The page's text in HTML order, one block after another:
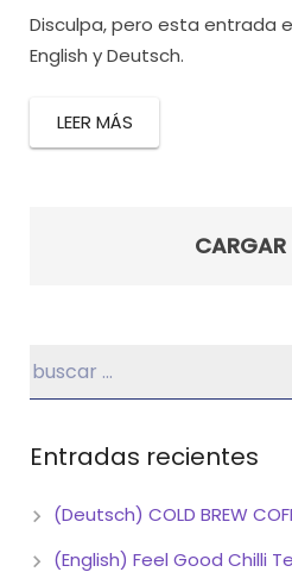
Disculpa, pero esta entrada
English y Deutsch.
LEER MÁS
CARGAR
Entradas recientes
(Deutsch) COLD BREW
(English) Feel Good Chilli